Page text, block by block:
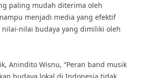
paling mudah diterima oleh
menjadi media yang efektif
nilai budaya yang dimiliki oleh
Anindito Wisnu, “Peran band musik